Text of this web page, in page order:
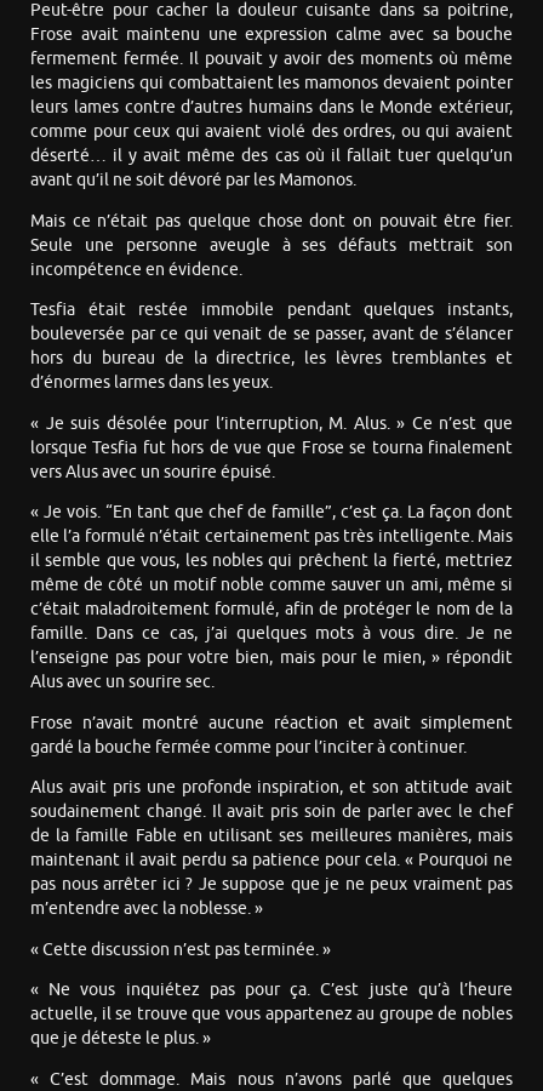
Peut-être pour cacher la douleur cuisante dans sa poitrine,
Frose avait maintenu une expression calme avec sa bouche
fermement fermée. Il pouvait y avoir des moments où même
les magiciens qui combattaient les mamonos devaient pointer
leurs lames contre d’autres humains dans le Monde extérieur,
comme pour ceux qui avaient violé des ordres, ou qui avaient
déserté… il y avait même des cas où il fallait tuer quelqu’un
avant qu’il ne soit dévoré par les Mamonos.
Mais ce n’était pas quelque chose dont on pouvait être fier.
Seule une personne aveugle à ses défauts mettrait son
incompétence en évidence.
Tesfia était restée immobile pendant quelques instants,
bouleversée par ce qui venait de se passer, avant de s’élancer
hors du bureau de la directrice, les lèvres tremblantes et
d’énormes larmes dans les yeux.
« Je suis désolée pour l’interruption, M. Alus. » Ce n’est que
lorsque Tesfia fut hors de vue que Frose se tourna finalement
vers Alus avec un sourire épuisé.
« Je vois. “En tant que chef de famille”, c’est ça. La façon dont
elle l’a formulé n’était certainement pas très intelligente. Mais
il semble que vous, les nobles qui prêchent la fierté, mettriez
même de côté un motif noble comme sauver un ami, même si
c’était maladroitement formulé, afin de protéger le nom de la
famille. Dans ce cas, j’ai quelques mots à vous dire. Je ne
l’enseigne pas pour votre bien, mais pour le mien, » répondit
Alus avec un sourire sec.
Frose n’avait montré aucune réaction et avait simplement
gardé la bouche fermée comme pour l’inciter à continuer.
Alus avait pris une profonde inspiration, et son attitude avait
soudainement changé. Il avait pris soin de parler avec le chef
de la famille Fable en utilisant ses meilleures manières, mais
maintenant il avait perdu sa patience pour cela. « Pourquoi ne
pas nous arrêter ici ? Je suppose que je ne peux vraiment pas
m’entendre avec la noblesse. »
« Cette discussion n’est pas terminée. »
« Ne vous inquiétez pas pour ça. C’est juste qu’à l’heure
actuelle, il se trouve que vous appartenez au groupe de nobles
que je déteste le plus. »
« C’est dommage. Mais nous n’avons parlé que quelques